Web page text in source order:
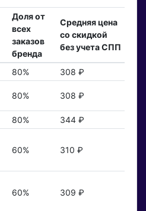
Доля от
всех
заказов
бренда
Средняя цена
со скидкой
без учета СПП
80%
308 ₽
80% 308 ₽
80%
344 ₽
60% 310 ₽
60% 309 ₽